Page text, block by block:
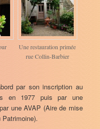
Une restauration primée
rue Collin-Barbier
par son inscription au
en 1977 puis par une
une AVAP (Aire de mise
Patrimoine).